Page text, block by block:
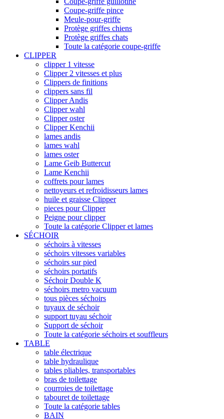
Coupe-griffe pince
Meule-pour-griffe
Protège griffes chiens
Protège griffes chats
Toute la catégorie coupe-griffe
CLIPPER
clipper 1 vitesse
Clipper 2 vitesses et plus
Clippers de finitions
clippers sans fil
Clipper Andis
Clipper wahl
Clipper oster
Clipper Kenchii
lames andis
lames wahl
lames oster
Lame Geib Buttercut
Lame Kenchii
coffrets pour lames
nettoyeurs et refroidisseurs lames
huile et graisse Clipper
pieces pour Clipper
Peigne pour clipper
Toute la catégorie Clipper et lames
SÉCHOIR
séchoirs à vitesses
séchoirs vitesses variables
séchoirs sur pied
séchoirs portatifs
Séchoir Double K
séchoirs metro vacuum
tous pièces séchoirs
tuyaux de séchoir
support tuyau séchoir
Support de séchoir
Toute la catégorie séchoirs et souffleurs
TABLE
table électrique
table hydraulique
tables pliables, transportables
bras de toilettage
courroies de toilettage
tabouret de toilettage
Toute la catégorie tables
BAIN